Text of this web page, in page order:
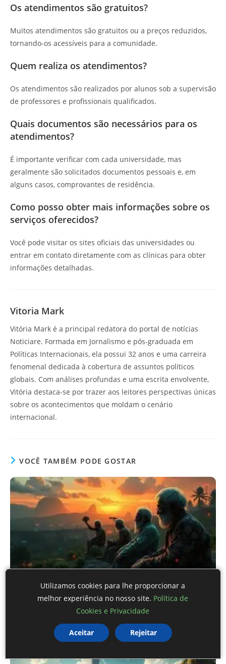
Os atendimentos são gratuitos?
Muitos atendimentos são gratuitos ou a preços reduzidos,
tornando-os acessíveis para a comunidade.
Quem realiza os atendimentos?
Os atendimentos são realizados por alunos sob a supervisão
de professores e profissionais qualificados.
Quais documentos são necessários para os
atendimentos?
É importante verificar com cada universidade, mas
geralmente são solicitados documentos pessoais e, em
alguns casos, comprovantes de residência.
Como posso obter mais informações sobre os
serviços oferecidos?
Você pode visitar os sites oficiais das universidades ou
entrar em contato diretamente com as clínicas para obter
informações detalhadas.
Vitoria Mark
Vitória Mark é a principal redatora do portal de notícias
Noticiare. Formada em Jornalismo e pós-graduada em
Políticas Internacionais, ela possui 32 anos e uma carreira
fenomenal dedicada à cobertura de assuntos políticos
globais. Com análises profundas e uma escrita envolvente,
Vitória destaca-se por trazer aos leitores perspectivas únicas
sobre os acontecimentos que moldam o cenário
internacional.
VOCÊ TAMBÉM PODE GOSTAR
Idosos: A Deterioração das Condições de Vida e
Seus Desafios
1 de abril de 2025
Utilizamos cookies para lhe proporcionar a
melhor experiência no nosso site. Política de
Cookies e Privacidade
Aceitar Rejeitar